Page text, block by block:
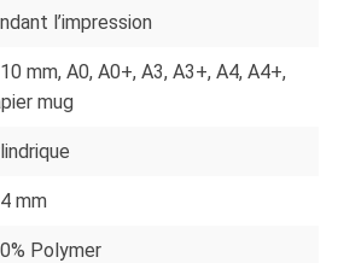
l’impression
mm, A0, A0+, A3, A3+, A4, A4+,
mug
mm
Polymer